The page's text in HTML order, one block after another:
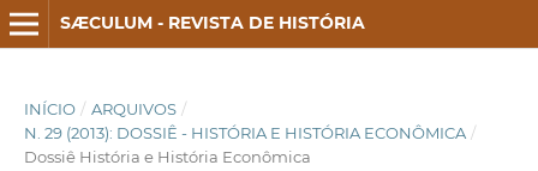
SÆCULUM - REVISTA DE HISTÓRIA
INÍCIO / ARQUIVOS /
N. 29 (2013): DOSSIÊ - HISTÓRIA E HISTÓRIA ECONÔMICA /
Dossiê História e História Econômica